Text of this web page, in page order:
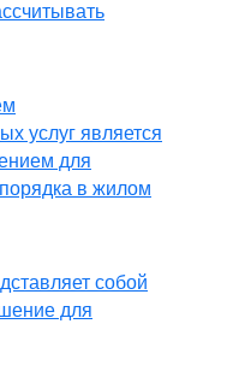
услуг является
для
в жилом
собой
для